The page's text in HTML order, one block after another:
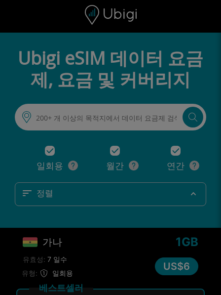
내비게이션 바 하단
Ubigi eSIM 데이터 요금
제, 요금 및 커버리지
일회용 월간 연간
정렬
가나
유형: 일회용
1GB
유효성: 7 일수
US$6
베스트셀러